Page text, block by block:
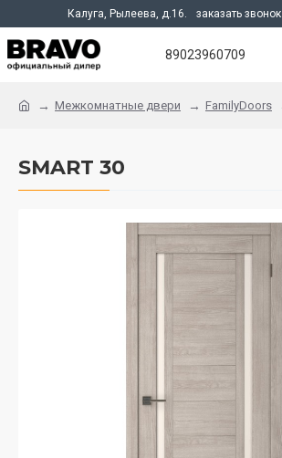
Калуга, Рылеева, д.16. заказать звонок
89023960709
Межкомнатные двери FamilyDoors
SMART 30